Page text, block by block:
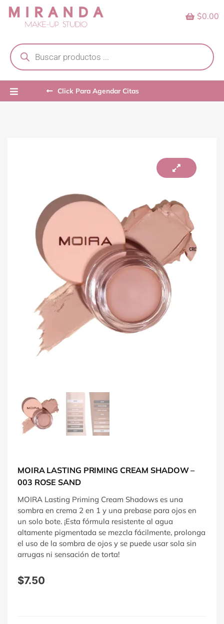
Skip
search
$0.00
Click Para Agendar Citas
MOIRA LASTING PRIMING CREAM SHADOW –
003 ROSE SAND
MOIRA Lasting Priming Cream Shadows es una
sombra en crema 2 en 1 y una prebase para ojos en
un solo bote. ¡Esta fórmula resistente al agua
altamente pigmentada se mezcla fácilmente, prolonga
el uso de la sombra de ojos y se puede usar sola sin
arrugas ni sensación de torta!
$7.50